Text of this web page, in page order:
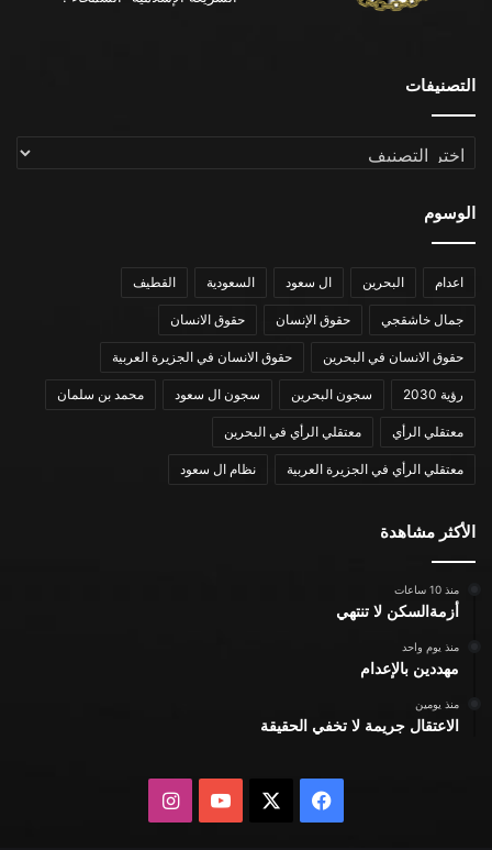
التصنيفات
التصنيفات
الوسوم
اعدام البحرين ال سعود السعودية القطيف
جمال خاشقجي حقوق الإنسان حقوق الانسان
حقوق الانسان في البحرين حقوق الانسان في الجزيرة العربية
رؤية 2030 سجون البحرين سجون ال سعود محمد بن سلمان
معتقلي الرأي معتقلي الرأي في البحرين
معتقلي الرأي في الجزيرة العربية نظام ال سعود
الأكثر مشاهدة
منذ 10 ساعات
أزمةالسكن لا تنتهي
منذ يوم واحد
مهددين بالإعدام
منذ يومين
الاعتقال جريمة لا تخفي الحقيقة
فيسبوك يوتيوبانستقرام